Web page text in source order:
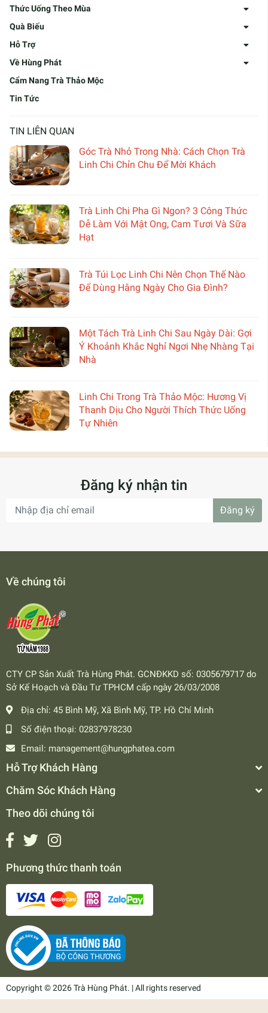
Thức Uống Theo Mùa
Quà Biếu
Hỗ Trợ
Về Hùng Phát
Cẩm Nang Trà Thảo Mộc
Tin Tức
TIN LIÊN QUAN
Góc Trà Nhỏ Trong Nhà: Cách Chọn Trà
Linh Chi Chỉn Chu Để Mời Khách
Trà Linh Chi Pha Gì Ngon? 3 Công Thức
Dễ Làm Với Mật Ong, Cam Tươi Và Sữa
Hạt
Trà Túi Lọc Linh Chi Nên Chọn Thế Nào
Để Dùng Hằng Ngày Cho Gia Đình?
Một Tách Trà Linh Chi Sau Ngày Dài: Gợi
Ý Khoảnh Khắc Nghỉ Ngơi Nhẹ Nhàng Tại
Nhà
Linh Chi Trong Trà Thảo Mộc: Hương Vị
Thanh Dịu Cho Người Thích Thức Uống
Tự Nhiên
Đăng ký nhận tin
Đăng ký
Về chúng tôi
CTY CP Sản Xuất Trà Hùng Phát. GCNĐKKD số: 0305679717 do
Sở Kế Hoạch và Đầu Tư TPHCM cấp ngày 26/03/2008
Địa chỉ: 45 Bình Mỹ, Xã Bình Mỹ, TP. Hồ Chí Minh
Số điện thoại: 02837978230
Email: management@hungphatea.com
Hỗ Trợ Khách Hàng
Chăm Sóc Khách Hàng
Theo dõi chúng tôi
Phương thức thanh toán
Copyright © 2026 Trà Hùng Phát. | All rights reserved